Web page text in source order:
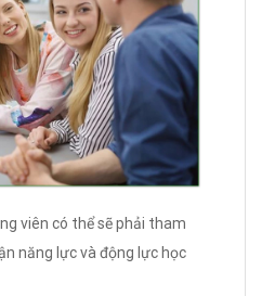
viên có thể sẽ phải tham
năng lực và động lực học